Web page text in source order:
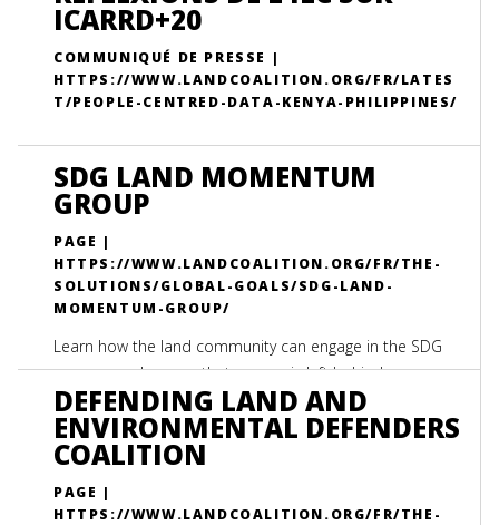
ICARRD+20
COMMUNIQUÉ DE PRESSE |
HTTPS://WWW.LANDCOALITION.ORG/FR/LATES
T/PEOPLE-CENTRED-DATA-KENYA-PHILIPPINES/
SDG LAND MOMENTUM
GROUP
PAGE |
HTTPS://WWW.LANDCOALITION.ORG/FR/THE-
SOLUTIONS/GLOBAL-GOALS/SDG-LAND-
MOMENTUM-GROUP/
Learn how the land community can engage in the SDG
process and ensure that no one is left behind.
DEFENDING LAND AND
ENVIRONMENTAL DEFENDERS
COALITION
PAGE |
HTTPS://WWW.LANDCOALITION.ORG/FR/THE-